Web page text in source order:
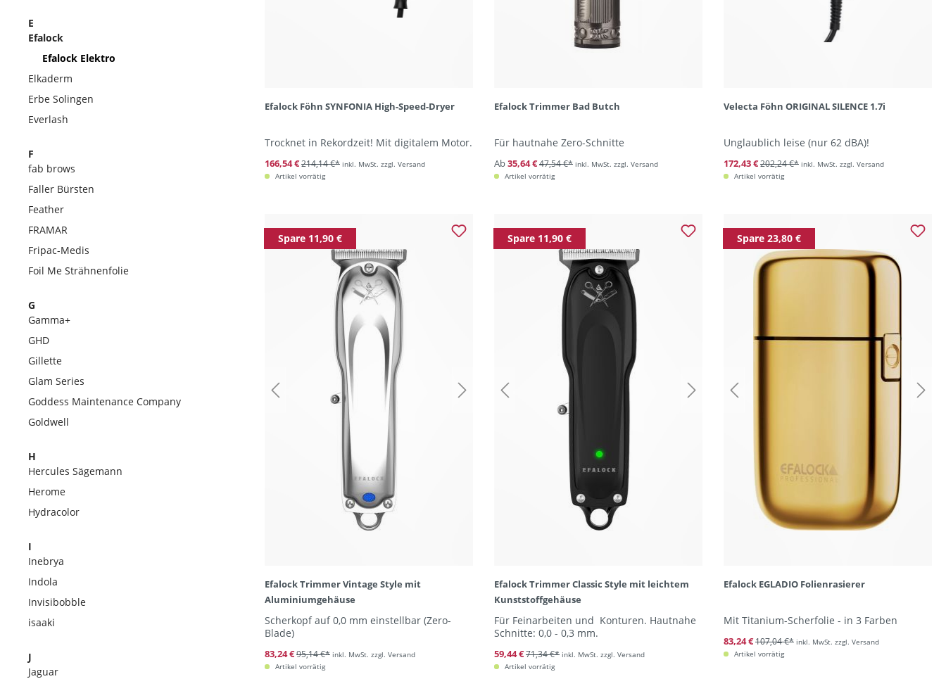
E
Efalock
Efalock Elektro
Elkaderm
Erbe Solingen
Everlash
F
fab brows
Faller Bürsten
Feather
FRAMAR
Fripac-Medis
Foil Me Strähnenfolie
G
Gamma+
GHD
Gillette
Glam Series
Goddess Maintenance Company
Goldwell
H
Hercules Sägemann
Herome
Hydracolor
I
Inebrya
Indola
Invisibobble
isaaki
J
Jaguar
Efalock Föhn SYNFONIA High-Speed-Dryer
Trocknet in Rekordzeit! Mit digitalem Motor.
166,54 €214,14 €* inkl. MwSt. zzgl. Versand
Artikel vorrätig
Efalock Trimmer Bad Butch
Für hautnahe Zero-Schnitte
Ab35,64 €47,54 €* inkl. MwSt. zzgl. Versand
Artikel vorrätig
Velecta Föhn ORIGINAL SILENCE 1.7i
Unglaublich leise (nur 62 dBA)!
172,43 €202,24 €* inkl. MwSt. zzgl. Versand
Artikel vorrätig
Spare 11,90 €
Efalock Trimmer Vintage Style mit
Aluminiumgehäuse
Scherkopf auf 0,0 mm einstellbar (Zero-
Blade)
83,24 €95,14 €* inkl. MwSt. zzgl. Versand
Artikel vorrätig
Spare 11,90 €
Efalock Trimmer Classic Style mit leichtem
Kunststoffgehäuse
Für Feinarbeiten und Konturen. Hautnahe
Schnitte: 0,0 - 0,3 mm.
59,44 €71,34 €* inkl. MwSt. zzgl. Versand
Artikel vorrätig
Spare 23,80 €
Efalock EGLADIO Folienrasierer
Mit Titanium-Scherfolie - in 3 Farben
83,24 €107,04 €* inkl. MwSt. zzgl. Versand
Artikel vorrätig